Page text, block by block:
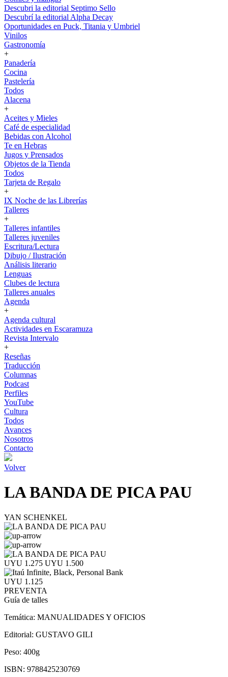
Descubri la editorial Septimo Sello
Descubrí la editorial Alpha Decay
Oportunidades en Puck, Titania y Umbriel
Vinilos
Gastronomía
+
Panadería
Cocina
Pastelería
Todos
Alacena
+
Aceites y Mieles
Café de especialidad
Bebidas con Alcohol
Te en Hebras
Jugos y Prensados
Objetos de la Tienda
Todos
Tarjeta de Regalo
+
IX Noche de las Librerías
Talleres
+
Talleres infantiles
Talleres juveniles
Escritura/Lectura
Dibujo / Ilustración
Análisis literario
Lenguas
Clubes de lectura
Talleres anuales
Agenda
+
Agenda cultural
Actividades en Escaramuza
Revista Intervalo
+
Reseñas
Traducción
Columnas
Podcast
Perfiles
YouTube
Cultura
Todos
Avances
Nosotros
Contacto
Volver
LA BANDA DE PICA PAU
YAN SCHENKEL
UYU 1.275 UYU 1.500
UYU 1.125
PREVENTA
Guía de talles
Temática: MANUALIDADES Y OFICIOS
Editorial: GUSTAVO GILI
Peso: 400g
ISBN: 9788425230769